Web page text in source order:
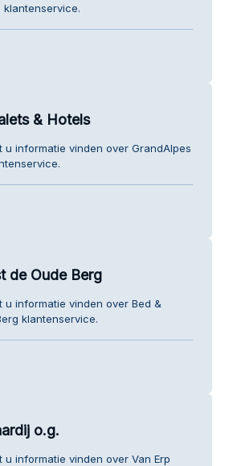
klantenservice.
& Hotels
u informatie vinden over GrandAlpes
de Oude Berg
u informatie vinden over Bed &
klantenservice.
o.g.
u informatie vinden over Van Erp